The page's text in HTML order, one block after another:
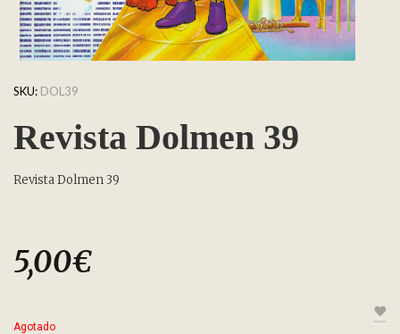
SKU: DOL39
Revista Dolmen 39
Revista Dolmen 39
5,00€
Agotado